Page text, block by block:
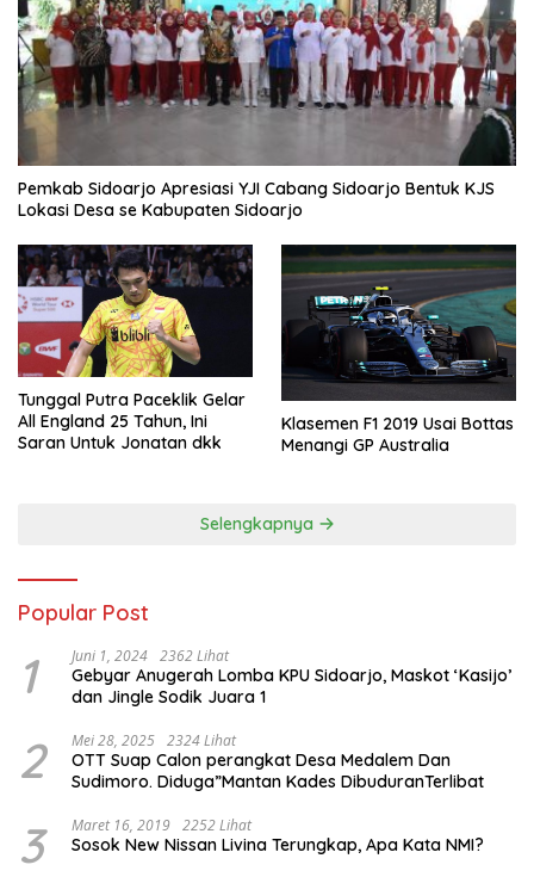
Pemkab Sidoarjo Apresiasi YJI Cabang Sidoarjo Bentuk KJS
Lokasi Desa se Kabupaten Sidoarjo
Tunggal Putra Paceklik Gelar
All England 25 Tahun, Ini
Saran Untuk Jonatan dkk
Klasemen F1 2019 Usai Bottas
Menangi GP Australia
Selengkapnya
Popular Post
1 Juni 1, 2024 2362 Lihat
Gebyar Anugerah Lomba KPU Sidoarjo, Maskot ‘Kasijo’
dan Jingle Sodik Juara 1
2 Mei 28, 2025 2324 Lihat
OTT Suap Calon perangkat Desa Medalem Dan
Sudimoro. Diduga”Mantan Kades DibuduranTerlibat
3 Maret 16, 2019 2252 Lihat
Sosok New Nissan Livina Terungkap, Apa Kata NMI?